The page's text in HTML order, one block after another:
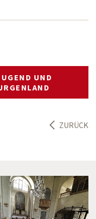
UND
ZURÜCK